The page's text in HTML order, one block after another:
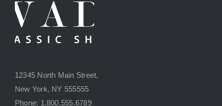
12345 North Main Street,
New York, NY 555555
Phone: 1.800.555.6789